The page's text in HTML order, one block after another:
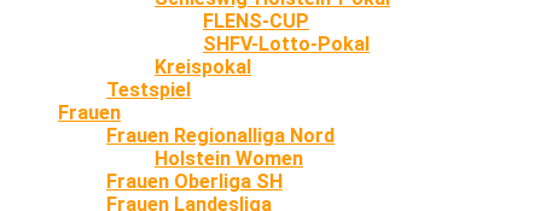
FLENS-CUP
SHFV-Lotto-Pokal
Kreispokal
Testspiel
Frauen
Frauen Regionalliga Nord
Holstein Women
Frauen Oberliga SH
Frauen Landesliga